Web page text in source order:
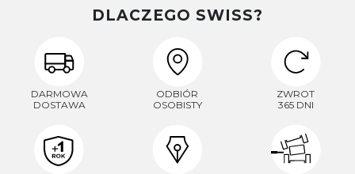
DLACZEGO SWISS?
DARMOWA
DOSTAWA
ODBIÓR
OSOBISTY
ZWROT
365 DNI